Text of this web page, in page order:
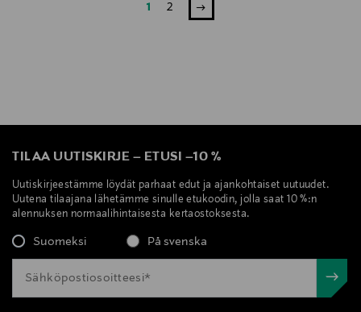
1 2
TILAA UUTISKIRJE – ETUSI –10 %
Uutiskirjeestämme löydät parhaat edut ja ajankohtaiset uutuudet.
Uutena tilaajana lähetämme sinulle etukoodin, jolla saat 10 %:n
alennuksen normaalihintaisesta kertaostoksesta.
Suomeksi På svenska